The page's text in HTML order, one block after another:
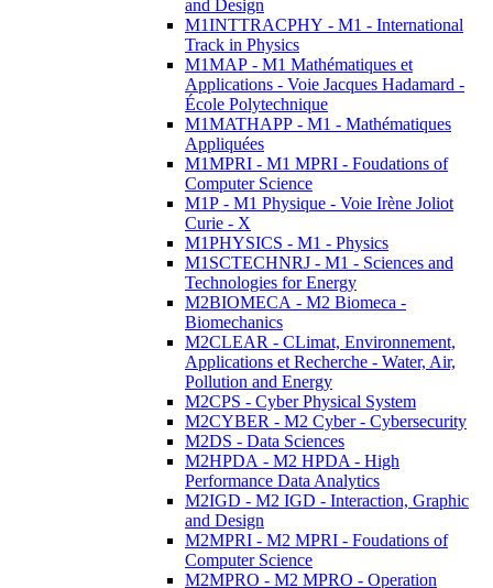
and Design
M1INTTRACPHY - M1 - International
Track in Physics
M1MAP - M1 Mathématiques et
Applications - Voie Jacques Hadamard -
École Polytechnique
M1MATHAPP - M1 - Mathématiques
Appliquées
M1MPRI - M1 MPRI - Foudations of
Computer Science
M1P - M1 Physique - Voie Irène Joliot
Curie - X
M1PHYSICS - M1 - Physics
M1SCTECHNRJ - M1 - Sciences and
Technologies for Energy
M2BIOMECA - M2 Biomeca -
Biomechanics
M2CLEAR - CLimat, Environnement,
Applications et Recherche - Water, Air,
Pollution and Energy
M2CPS - Cyber Physical System
M2CYBER - M2 Cyber - Cybersecurity
M2DS - Data Sciences
M2HPDA - M2 HPDA - High
Performance Data Analytics
M2IGD - M2 IGD - Interaction, Graphic
and Design
M2MPRI - M2 MPRI - Foudations of
Computer Science
M2MPRO - M2 MPRO - Operation